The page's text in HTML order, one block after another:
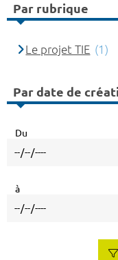
Par rubrique
Le projet TIE (1)
Par date de
Du
à